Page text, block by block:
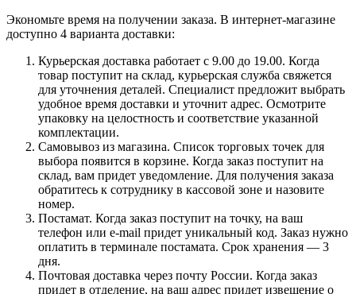
Экономьте время на получении заказа. В интернет-магазине
доступно 4 варианта доставки:
Курьерская доставка работает с 9.00 до 19.00. Когда
товар поступит на склад, курьерская служба свяжется
для уточнения деталей. Специалист предложит выбрать
удобное время доставки и уточнит адрес. Осмотрите
упаковку на целостность и соответствие указанной
комплектации.
Самовывоз из магазина. Список торговых точек для
выбора появится в корзине. Когда заказ поступит на
склад, вам придет уведомление. Для получения заказа
обратитесь к сотруднику в кассовой зоне и назовите
номер.
Постамат. Когда заказ поступит на точку, на ваш
телефон или e-mail придет уникальный код. Заказ нужно
оплатить в терминале постамата. Срок хранения — 3
дня.
Почтовая доставка через почту России. Когда заказ
придет в отделение, на ваш адрес придет извещение о